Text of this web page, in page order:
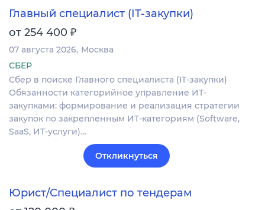
Главный специалист (IT-закупки)
от 254 400 ₽
07 августа 2026 Москва
СБЕР
Сбер в поиске Главного специалиста (IT-закупки)
Обязанности категорийное управление ИТ-
закупками: формирование и реализация стратегии
закупок по закрепленным ИТ-категориям (Software,
SaaS, ИТ-услуги)…
Откликнуться
Юрист/Специалист по тендерам